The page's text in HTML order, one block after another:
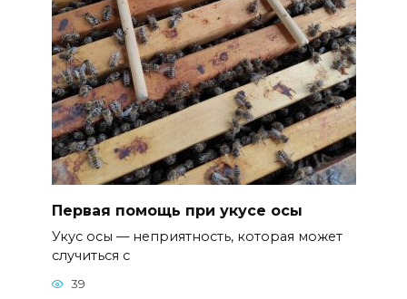
Первая помощь при укусе осы
Укус осы — неприятность, которая может
случиться с
39